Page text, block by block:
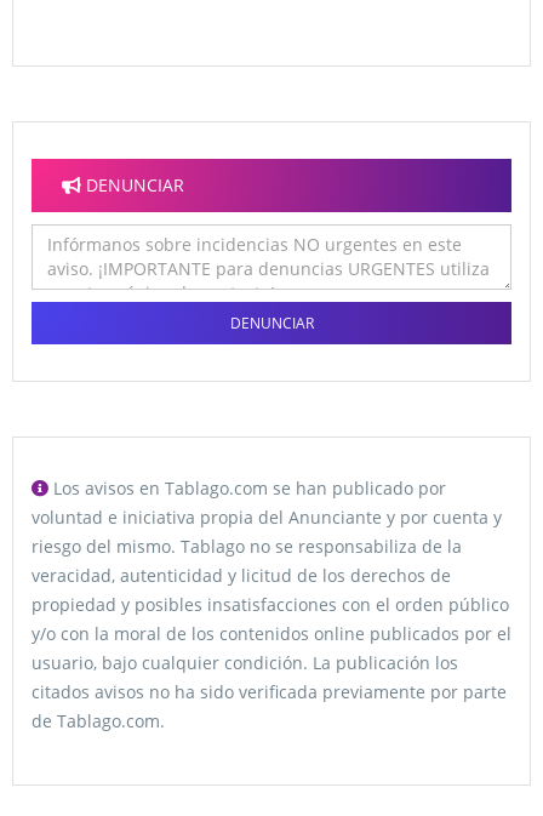
DENUNCIAR
DENUNCIAR
Los avisos en Tablago.com se han publicado por
voluntad e iniciativa propia del Anunciante y por cuenta y
riesgo del mismo. Tablago no se responsabiliza de la
veracidad, autenticidad y licitud de los derechos de
propiedad y posibles insatisfacciones con el orden público
y/o con la moral de los contenidos online publicados por el
usuario, bajo cualquier condición. La publicación los
citados avisos no ha sido verificada previamente por parte
de Tablago.com.